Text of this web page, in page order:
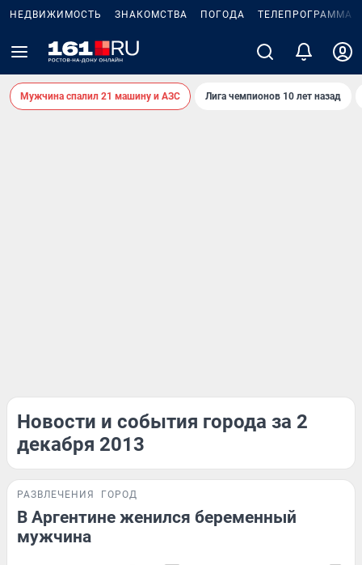
НЕДВИЖИМОСТЬ ЗНАКОМСТВА ПОГОДА ТЕЛЕПРОГРАММА
Мужчина спалил 21 машину и АЗС Лига чемпионов 10 лет назад
Новости и события города за 2
декабря 2013
РАЗВЛЕЧЕНИЯ ГОРОД
В Аргентине женился беременный
мужчина